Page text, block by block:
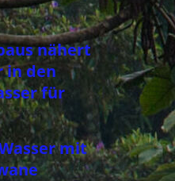
nähert
in den
für
mit